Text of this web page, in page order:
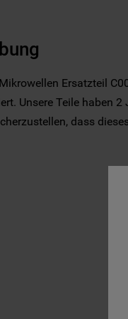
Ersatzteil
Unsere Teile haben
dass